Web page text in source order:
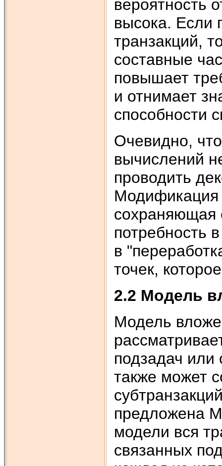
вероятность
высока. Если
транзакций,
составные
повышает
и отнимает
способности
Очевидно,
вычислений
проводить
Модификация
сохраняющая
потребность
в
точек,
2.2 Модель
Модель
подзадач или
также может
предложена
модели вся
связанных